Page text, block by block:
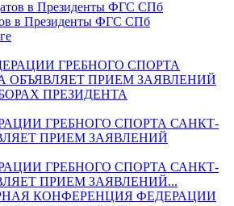
в Президенты ФГС СПб
ГРЕБНОГО СПОРТА САНКТ-
ПРИЕМ ЗАЯВЛЕНИЙ
ГРЕБНОГО СПОРТА САНКТ-
ПРИЕМ ЗАЯВЛЕНИЙ...